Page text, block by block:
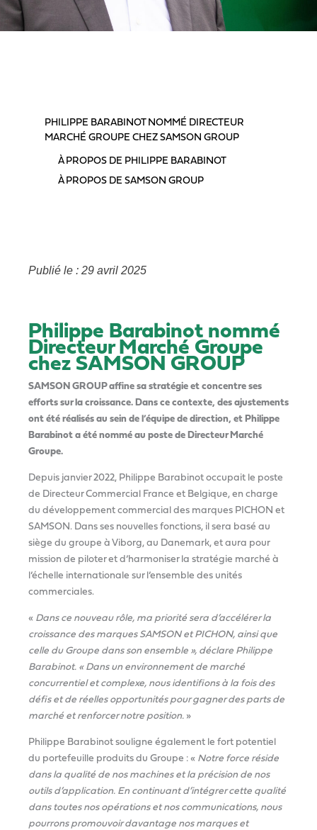
Publié le : 29 avril 2025
Philippe Barabinot nommé
Directeur Marché Groupe
chez SAMSON GROUP
SAMSON GROUP affine sa stratégie et concentre ses
efforts sur la croissance. Dans ce contexte, des ajustements
ont été réalisés au sein de l’équipe de direction, et Philippe
Barabinot a été nommé au poste de Directeur Marché
Groupe.
Depuis janvier 2022, Philippe Barabinot occupait le poste
de Directeur Commercial France et Belgique, en charge
du développement commercial des marques PICHON et
SAMSON. Dans ses nouvelles fonctions, il sera basé au
siège du groupe à Viborg, au Danemark, et aura pour
mission de piloter et d’harmoniser la stratégie marché à
l’échelle internationale sur l’ensemble des unités
commerciales.
« Dans ce nouveau rôle, ma priorité sera d’accélérer la
croissance des marques SAMSON et PICHON, ainsi que
celle du Groupe dans son ensemble », déclare Philippe
Barabinot. « Dans un environnement de marché
concurrentiel et complexe, nous identifions à la fois des
défis et de réelles opportunités pour gagner des parts de
marché et renforcer notre position. »
Philippe Barabinot souligne également le fort potentiel
du portefeuille produits du Groupe : « Notre force réside
dans la qualité de nos machines et la précision de nos
outils d’application. En continuant d’intégrer cette qualité
dans toutes nos opérations et nos communications, nous
pourrons promouvoir davantage nos marques et
PHILIPPE BARABINOT NOMMÉ DIRECTEUR
MARCHÉ GROUPE CHEZ SAMSON GROUP
À PROPOS DE PHILIPPE BARABINOT
À PROPOS DE SAMSON GROUP